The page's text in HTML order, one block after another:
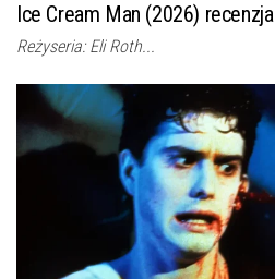
Ice Cream Man (2026) recenzja
Reżyseria: Eli Roth...